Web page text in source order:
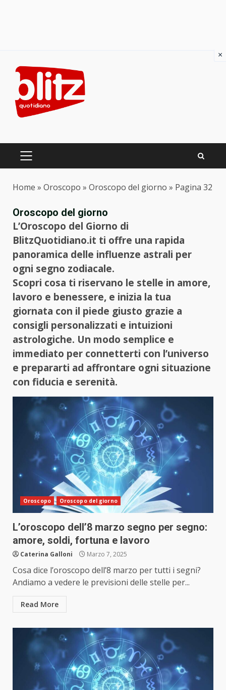
content
PRIMARY
Home » Oroscopo » Oroscopo del giorno » Pagina 32
Oroscopo del giorno
L’Oroscopo del Giorno di
BlitzQuotidiano.it ti offre una rapida
panoramica delle influenze astrali per
ogni segno zodiacale.
Scopri cosa ti riservano le stelle in amore,
lavoro e benessere, e inizia la tua
giornata con il piede giusto grazie a
consigli personalizzati e intuizioni
astrologiche. Un modo semplice e
immediato per connetterti con l’universo
e prepararti ad affrontare ogni situazione
con fiducia e serenità.
Oroscopo Oroscopo del giorno
L’oroscopo dell’8 marzo segno per segno:
amore, soldi, fortuna e lavoro
Caterina Galloni Marzo 7, 2025
Cosa dice l’oroscopo dell’8 marzo per tutti i segni?
Andiamo a vedere le previsioni delle stelle per...
Read More
×